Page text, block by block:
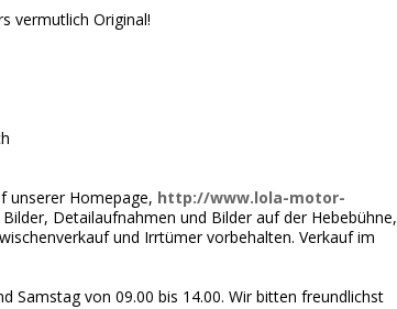
vermutlich Original!
unserer Homepage, http://www.lola-motor-
Detailaufnahmen und Bilder auf der Hebebühne,
und Irrtümer vorbehalten. Verkauf im
Samstag von 09.00 bis 14.00. Wir bitten freundlichst